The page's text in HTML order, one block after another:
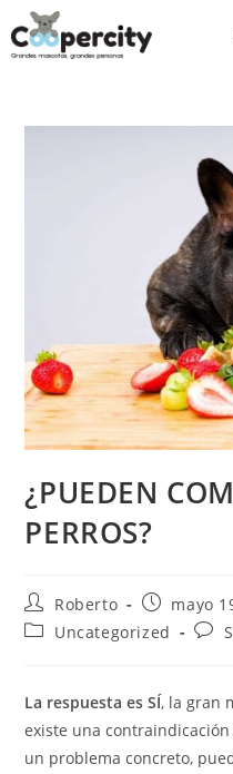
¿PUEDEN
PERROS?
Roberto
mayo
Uncategorized
La respuesta es SÍ, la gran
existe una
un problema concreto,